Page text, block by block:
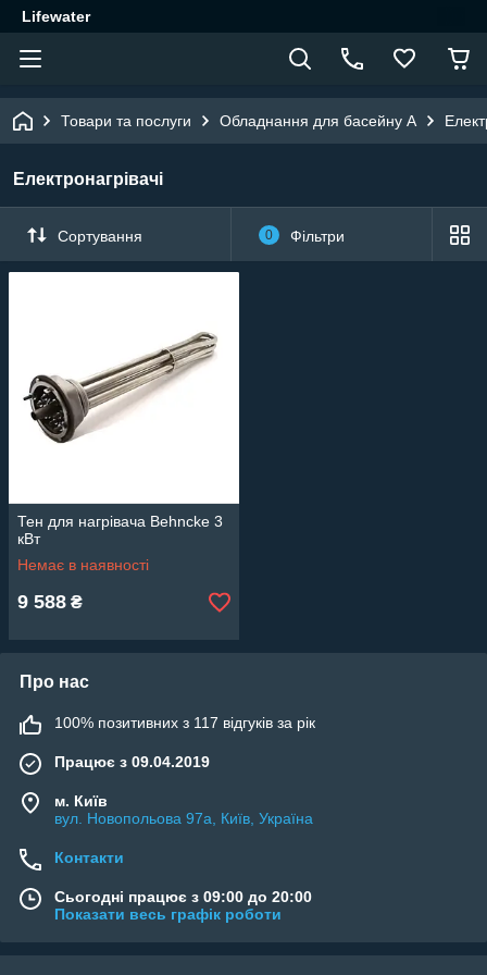
Lifewater
Товари та послуги Обладнання для басейну A
Електронагрівачі
Сортування 0 Фільтри
Тен для нагрівача Behncke 3
кВт
Немає в наявності
9 588 ₴
Про нас
100% позитивних з 117 відгуків за рік
Працює з 09.04.2019
м. Київ
вул. Новопольова 97а, Київ, Україна
Контакти
Сьогодні працює з 09:00 до 20:00
Показати весь графік роботи